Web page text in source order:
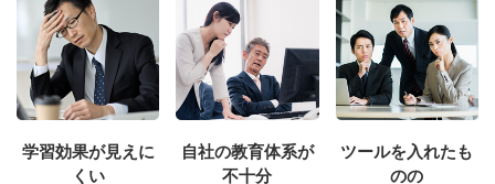
学習効果が見えに
くい
自社の教育体系が
不十分
ツールを入れたも
のの